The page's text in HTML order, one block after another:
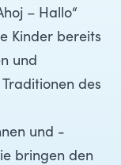
– Hallo“
Kinder bereits
und
des
und -
bringen den